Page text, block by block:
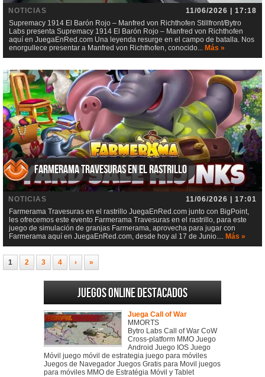
NOTICIAS
11/06/2026 | 17:18
Supremacy 1914 El Barón Rojo – Manfred von Richthofen Stillfront/Bytro
Labs presenta Supremacy 1914 El Barón Rojo – Manfred von Richthofen
aquí en JuegaEnRed.com Una leyenda resurge en el campo de batalla. Nos
enorgullece presentar a Manfred von Richthofen, conocido... Más »
Farmerama Travesuras en el rastrillo
NOTICIAS
11/06/2026 | 17:01
Farmerama Travesuras en el rastrillo JuegaEnRed.com junto con BigPoint,
les ofrecemos este evento Farmerama Travesuras en el rastrillo, para este
juego de simulación de granjas Farmerama, aprovecha para jugar con
Farmerama aquí en JuegaEnRed.com, desde hoy al 17 de Junio.... Más »
1 2 3 4 › »
Juegos online destacados
Juega Call of War
MMORTS
Bytro Labs Call of War CoW
Cross-platform MMO Juego
Android Juego IOS Juego
Móvil juego móvil de estrategia juego para móviles
Juegos de Navegador Juegos Gratis para Movil juegos
para móviles MMO de Estratégia Móvil y Tablet